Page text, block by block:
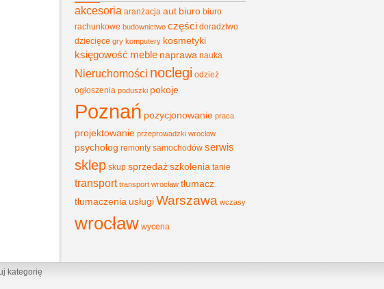
akcesoria aranżacja aut biuro biuro
rachunkowe budownictwo części doradztwo
dziecięce gry komputery kosmetyki
księgowość meble naprawa nauka
Nieruchomości noclegi odzież
ogłoszenia poduszki pokoje
Poznań pozycjonowanie praca
projektowanie przeprowadzki wrocław
psycholog remonty samochodów serwis
sklep skup sprzedaższkolenia tanie
transport transport wrocław tłumacz
tłumaczenia usługiWarszawa wczasy
wrocław wycena
kategorię